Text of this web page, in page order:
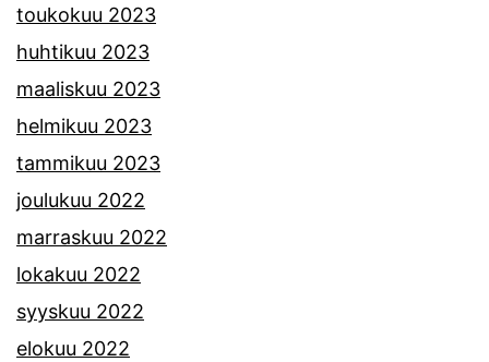
toukokuu 2023
huhtikuu 2023
maaliskuu 2023
helmikuu 2023
tammikuu 2023
joulukuu 2022
marraskuu 2022
lokakuu 2022
syyskuu 2022
elokuu 2022